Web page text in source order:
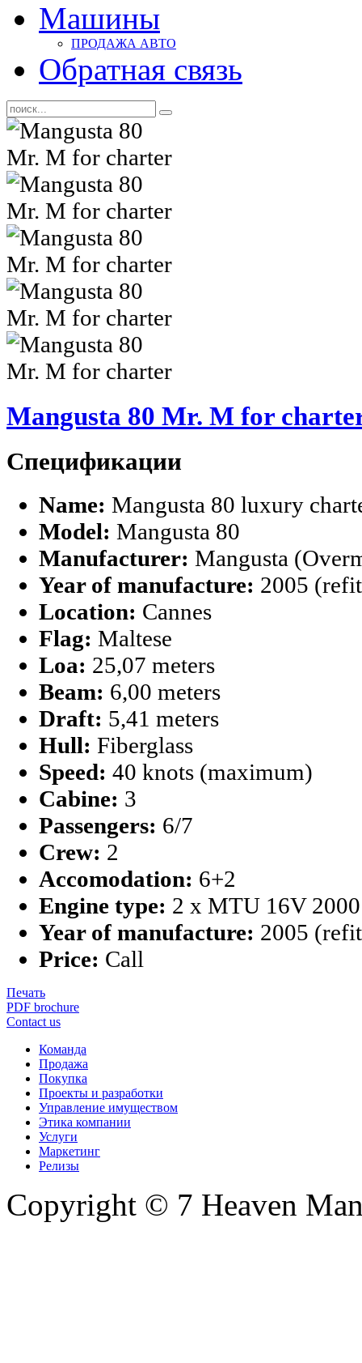
Машины
ПРОДАЖА АВТО
Обратная связь
Mangusta 80 Mr. M for
Спецификации
Name: Mangusta 80 luxury
Model: Mangusta 80
Manufacturer: Mangusta
Year of manufacture: 2005
Location: Cannes
Flag: Maltese
Loa: 25,07 meters
Beam: 6,00 meters
Draft: 5,41 meters
Hull: Fiberglass
Speed: 40 knots (maximum)
Cabine: 3
Passengers: 6/7
Crew: 2
Accomodation: 6+2
Engine type: 2 x MTU 16V
Year of manufacture: 2005
Price: Call
Печать
PDF brochure
Contact us
Команда
Продажа
Покупка
Проекты и разработки
Управление имуществом
Этика компании
Услуги
Маркетинг
Релизы
Copyright © 7 Heaven